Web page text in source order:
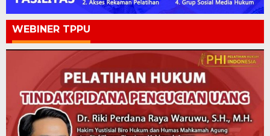
WEBINER TPPU